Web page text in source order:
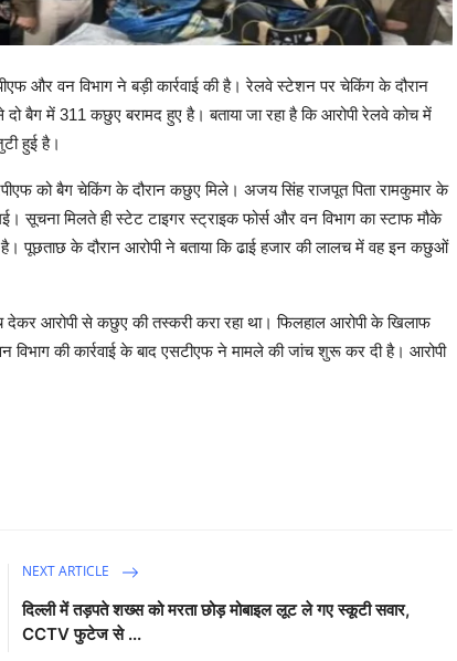
और वन विभाग ने बड़ी कार्रवाई की है। रेलवे स्टेशन पर चेकिंग के दौरान
बैग में 311 कछुए बरामद हुए है। बताया जा रहा है कि आरोपी रेलवे कोच में
हुई है।
को बैग चेकिंग के दौरान कछुए मिले। अजय सिंह राजपूत पिता रामकुमार के
सूचना मिलते ही स्टेट टाइगर स्ट्राइक फोर्स और वन विभाग का स्टाफ मौके
पूछताछ के दौरान आरोपी ने बताया कि ढाई हजार की लालच में वह इन कछुओं
आरोपी से कछुए की तस्करी करा रहा था। फिलहाल आरोपी के खिलाफ
की कार्रवाई के बाद एसटीएफ ने मामले की जांच शुरू कर दी है। आरोपी
NEXT ARTICLE
दिल्ली में तड़पते शख्स को मरता छोड़ मोबाइल लूट ले गए स्कूटी सवार,
CCTV फुटेज से ...